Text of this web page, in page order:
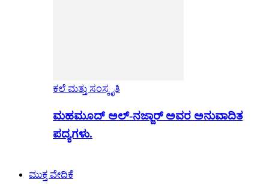
ಕಲೆ ಮತ್ತು ಸಂಸ್ಕೃತಿ
ಮಹಮೂದ್ ಅಲ್-ನಜ್ಜಾರ್ ಅವರ ಅನುವಾದಿತ
ಪದ್ಯಗಳು.
ಮುಕ್ತ ವೇದಿಕೆ